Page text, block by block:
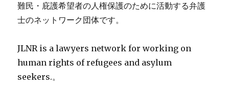
難民・庇護希望者の人権保護のために活動する弁護
士のネットワーク団体です。
JLNR is a lawyers network for working on
human rights of refugees and asylum
seekers.。